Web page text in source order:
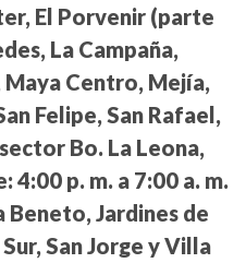
El Porvenir (parte
La Campaña,
Centro, Mejía,
Felipe, San Rafael,
Bo. La Leona,
4:00 p. m. a 7:00 a. m.
Jardines de
San Jorge y Villa